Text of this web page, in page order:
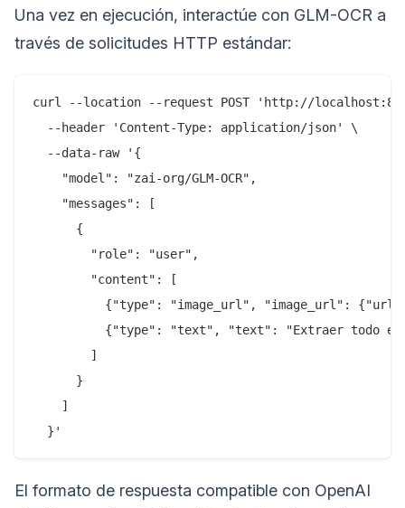
Una vez en ejecución, interactúe con GLM-OCR a
través de solicitudes HTTP estándar:
curl --location --request POST 'http://
  --header 'Content-Type: application/json' \
  --data-raw '{
    "model": "zai-org/GLM-OCR",
    "messages": [
      {
        "role": "user",
        "content": [
{"type": "image_url", "image_url":
{"type": "text", "text": "Extraer todo
        ]
      }
    ]
El formato de respuesta compatible con OpenAI